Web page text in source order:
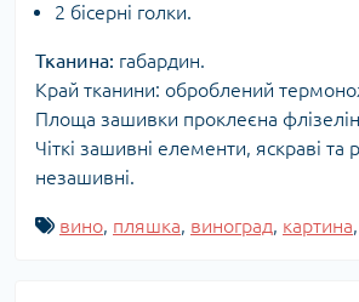
2 бісерні голки.
Тканина: габардин.
Край тканини: оброблений
Площа зашивки проклеєна
Чіткі зашивні елементи, яскраві та
незашивні.
вино, пляшка, виноград, картина,